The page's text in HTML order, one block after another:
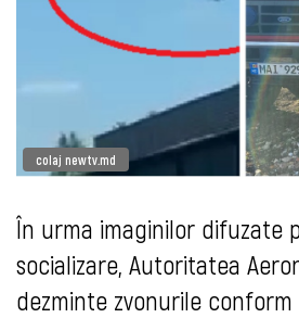
colaj newtv.md
În urma imaginilor difuzate
socializare, Autoritatea
dezminte zvonurile